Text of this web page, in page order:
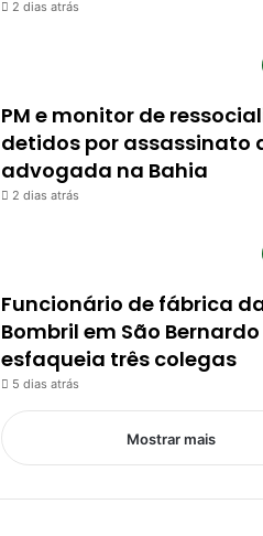
2 dias atrás
PM e monitor de
detidos por assassinato
advogada na Bahia
2 dias atrás
Funcionário de fábrica
Bombril em São Bernardo
esfaqueia três colegas
5 dias atrás
Mostrar mais